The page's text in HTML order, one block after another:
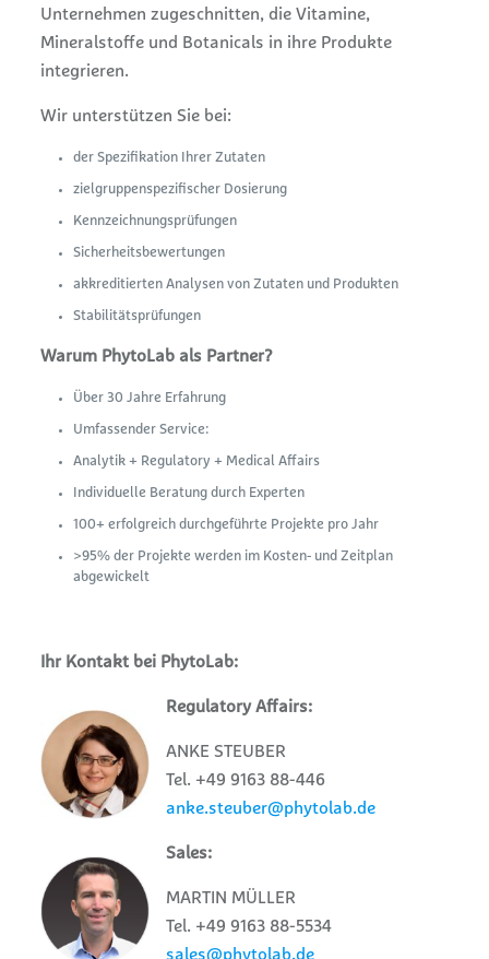
Unternehmen zugeschnitten, die Vitamine,
Mineralstoffe und Botanicals in ihre Produkte
integrieren.
Wir unterstützen Sie bei:
der Spezifikation Ihrer Zutaten
zielgruppenspezifischer Dosierung
Kennzeichnungsprüfungen
Sicherheitsbewertungen
akkreditierten Analysen von Zutaten und Produkten
Stabilitätsprüfungen
Warum PhytoLab als Partner?
Über 30 Jahre Erfahrung
Umfassender Service:
Analytik + Regulatory + Medical Affairs
Individuelle Beratung durch Experten
100+ erfolgreich durchgeführte Projekte pro Jahr
>95% der Projekte werden im Kosten- und Zeitplan
abgewickelt
Ihr Kontakt bei PhytoLab:
Regulatory Affairs:
ANKE STEUBER
Tel. +49 9163 88-446
anke.steuber@phytolab.de
Sales:
MARTIN MÜLLER
Tel. +49 9163 88-5534